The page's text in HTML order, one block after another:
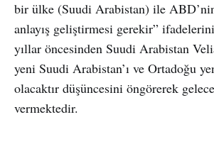
bir ülke (Suudi Arabistan) ile
anlayış geliştirmesi gerekir”
yıllar öncesinden Suudi Arabistan
yeni Suudi Arabistan’ı ve Ortadoğu
olacaktır düşüncesini öngörerek
vermektedir.